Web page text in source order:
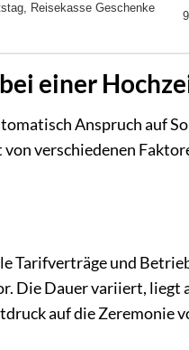
Reisekasse Geschenke
einer
Anspruch auf
verschiedenen
Tarifverträge und
Die Dauer variiert, liegt
auf die Zeremonie